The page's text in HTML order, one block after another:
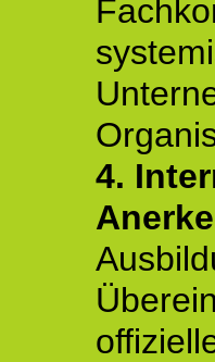
4.